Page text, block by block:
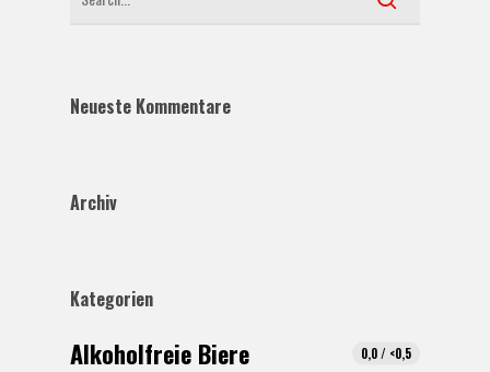
Neueste Kommentare
Archiv
Kategorien
Alkoholfreie Biere 0,0 / <0,5